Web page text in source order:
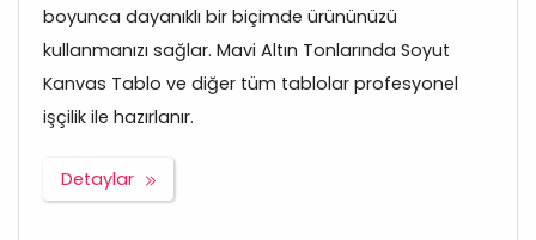
boyunca dayanıklı bir biçimde ürününüzü
kullanmanızı sağlar. Mavi Altın Tonlarında Soyut
Kanvas Tablo ve diğer tüm tablolar profesyonel
işçilik ile hazırlanır.
Detaylar